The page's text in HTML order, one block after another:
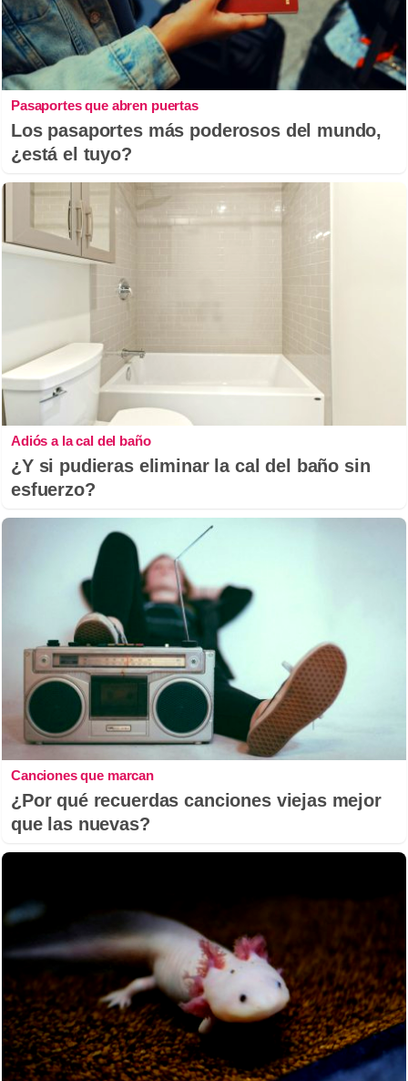
Pasaportes que abren puertas
Los pasaportes más poderosos del mundo,
¿está el tuyo?
Adiós a la cal del baño
¿Y si pudieras eliminar la cal del baño sin
esfuerzo?
Canciones que marcan
¿Por qué recuerdas canciones viejas mejor
que las nuevas?